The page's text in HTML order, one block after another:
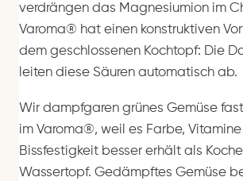
verdrängen das Magnesiumion im
Varoma® hat einen konstruktiven
dem geschlossenen Kochtopf: Die
leiten diese Säuren automatisch ab.
Wir dampfgaren grünes Gemüse
im Varoma®, weil es Farbe,
Bissfestigkeit besser erhält als
Wassertopf. Gedämpftes Gemüse